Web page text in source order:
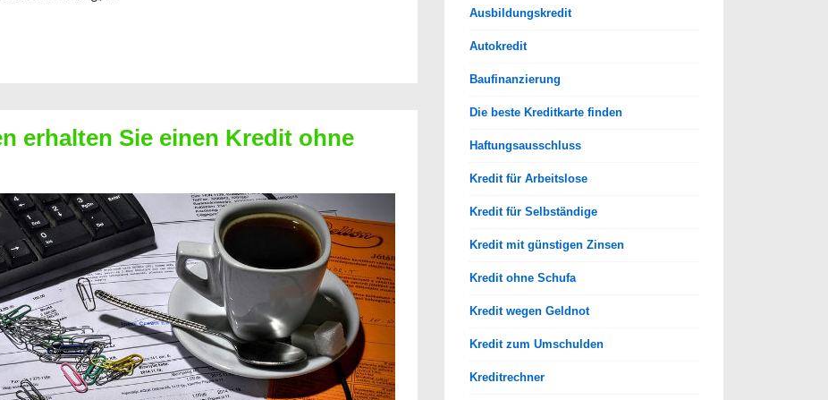
erhalten Sie einen Kredit ohne
Ausbildungskredit
Autokredit
Baufinanzierung
Die beste Kreditkarte finden
Haftungsausschluss
Kredit für Arbeitslose
Kredit für Selbständige
Kredit mit günstigen Zinsen
Kredit ohne Schufa
Kredit wegen Geldnot
Kredit zum Umschulden
Kreditrechner